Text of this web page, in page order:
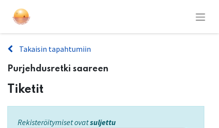
Takaisin tapahtumiin
Purjehdusretki saareen
Tiketit
Rekisteröitymiset ovatsuljettu